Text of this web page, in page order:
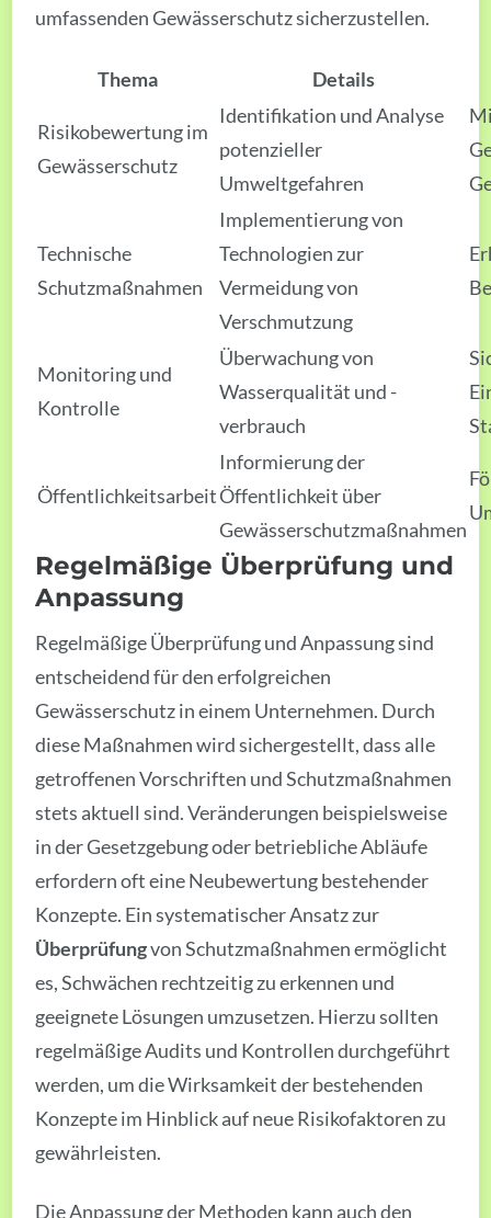
umfassenden Gewässerschutz sicherzustellen.
Thema Details
Risikobewertung im
Gewässerschutz
Identifikation und Analyse
potenzieller
Umweltgefahren
Technische
Schutzmaßnahmen
Implementierung von
Technologien zur
Vermeidung von
Verschmutzung
Monitoring und
Kontrolle
Überwachung von
Wasserqualität und -
verbrauch
Öffentlichkeitsarbeit
Informierung der
Öffentlichkeit über
Gewässerschutzmaßnahmen
Regelmäßige Überprüfung und
Anpassung
Regelmäßige Überprüfung und Anpassung sind
entscheidend für den erfolgreichen
Gewässerschutz in einem Unternehmen. Durch
diese Maßnahmen wird sichergestellt, dass alle
getroffenen Vorschriften und Schutzmaßnahmen
stets aktuell sind. Veränderungen beispielsweise
in der Gesetzgebung oder betriebliche Abläufe
erfordern oft eine Neubewertung bestehender
Konzepte. Ein systematischer Ansatz zur
Überprüfungvon Schutzmaßnahmen ermöglicht
es, Schwächen rechtzeitig zu erkennen und
geeignete Lösungen umzusetzen. Hierzu sollten
regelmäßige Audits und Kontrollen durchgeführt
werden, um die Wirksamkeit der bestehenden
Konzepte im Hinblick auf neue Risikofaktoren zu
gewährleisten.
Die Anpassung der Methoden kann auch den